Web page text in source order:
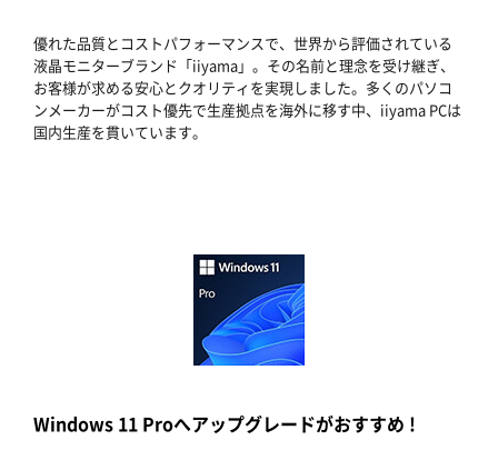
優れた品質とコストパフォーマンスで、世界から評価されている
液晶モニターブランド「iiyama」。その名前と理念を受け継ぎ、
お客様が求める安心とクオリティを実現しました。多くのパソコ
ンメーカーがコスト優先で生産拠点を海外に移す中、iiyama PCは
国内生産を貫いています。
Windows 11 Proへアップグレードがおすすめ !